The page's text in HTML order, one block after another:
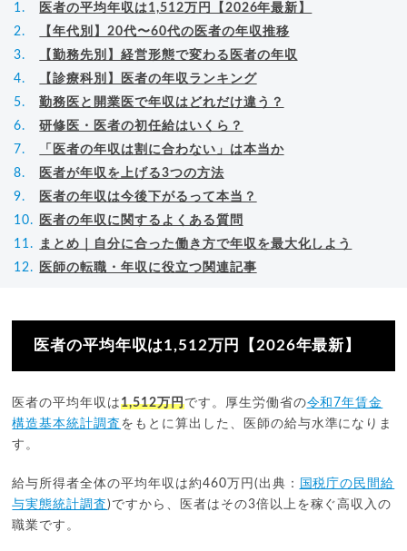
医者の平均年収は1,512万円【2026年最新】
【年代別】20代〜60代の医者の年収推移
【勤務先別】経営形態で変わる医者の年収
【診療科別】医者の年収ランキング
勤務医と開業医で年収はどれだけ違う？
研修医・医者の初任給はいくら？
「医者の年収は割に合わない」は本当か
医者が年収を上げる3つの方法
医者の年収は今後下がるって本当？
医者の年収に関するよくある質問
まとめ｜自分に合った働き方で年収を最大化しよう
医師の転職・年収に役立つ関連記事
医者の平均年収は1,512万円【2026年最新】
医者の平均年収は1,512万円です。厚生労働省の令和7年賃金
構造基本統計調査 をもとに算出した、医師の給与水準になりま
す。
給与所得者全体の平均年収は約460万円(出典：
国税庁の民間給
与実態統計調査)ですから、医者はその3倍以上を稼ぐ高収入の
職業です。